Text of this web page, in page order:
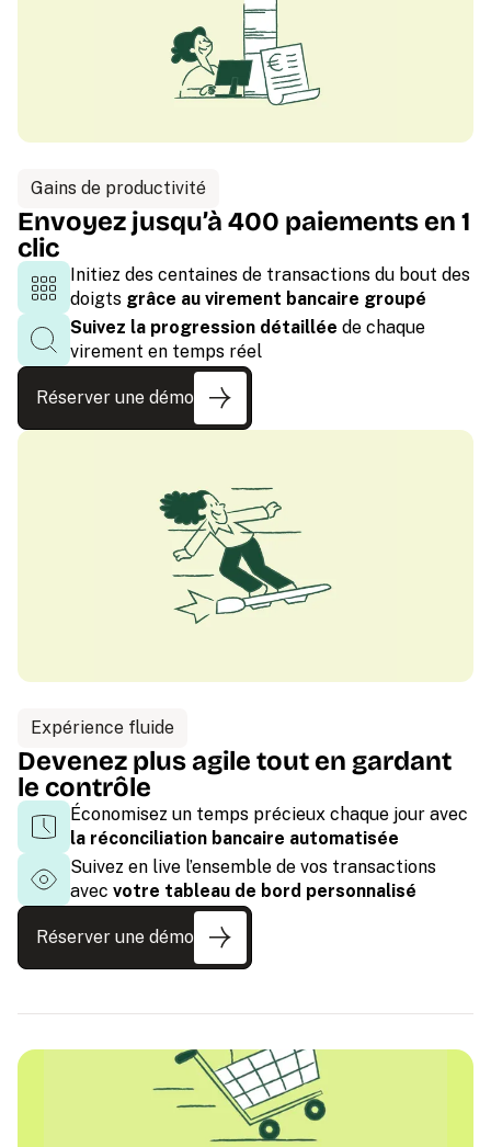
Gains de productivité
Envoyez jusqu’à 400 paiements en 1
clic
Initiez des centaines de transactions du bout des
doigts grâce au virement bancaire groupé
Suivez la progression détaillée de chaque
virement en temps réel
Réserver une démo
Expérience fluide
Devenez plus agile tout en gardant
le contrôle
Économisez un temps précieux chaque jour avec
la réconciliation bancaire automatisée
Suivez en live l’ensemble de vos transactions
avec votre tableau de bord personnalisé
Réserver une démo